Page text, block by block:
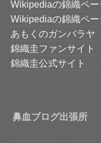
Wikipediaの錦織ペー
Wikipediaの錦織ペー
あもくのガンバラヤ
錦織圭ファンサイト
錦織圭公式サイト
鼻血ブログ出張所